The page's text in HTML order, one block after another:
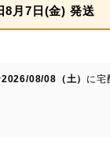
8月7日(金) 発送
2026/08/08（土） に宅